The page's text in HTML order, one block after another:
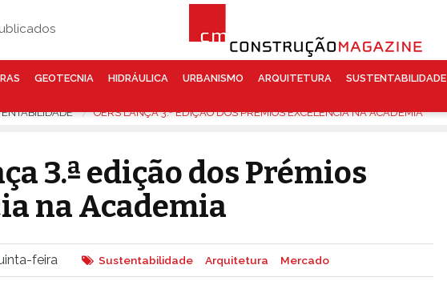
GEOTECNIA HIDRÁULICA URBANISMO ARQUITETURA
SUSTENTABILIDADE
OERS LANÇA 3.ª EDIÇÃO DOS PRÉMIOS EXCELÊNCIA NA ACADEMIA
3.ª edição dos Prémios
na Academia
feira Sustentabilidade Arquitetura Mercado